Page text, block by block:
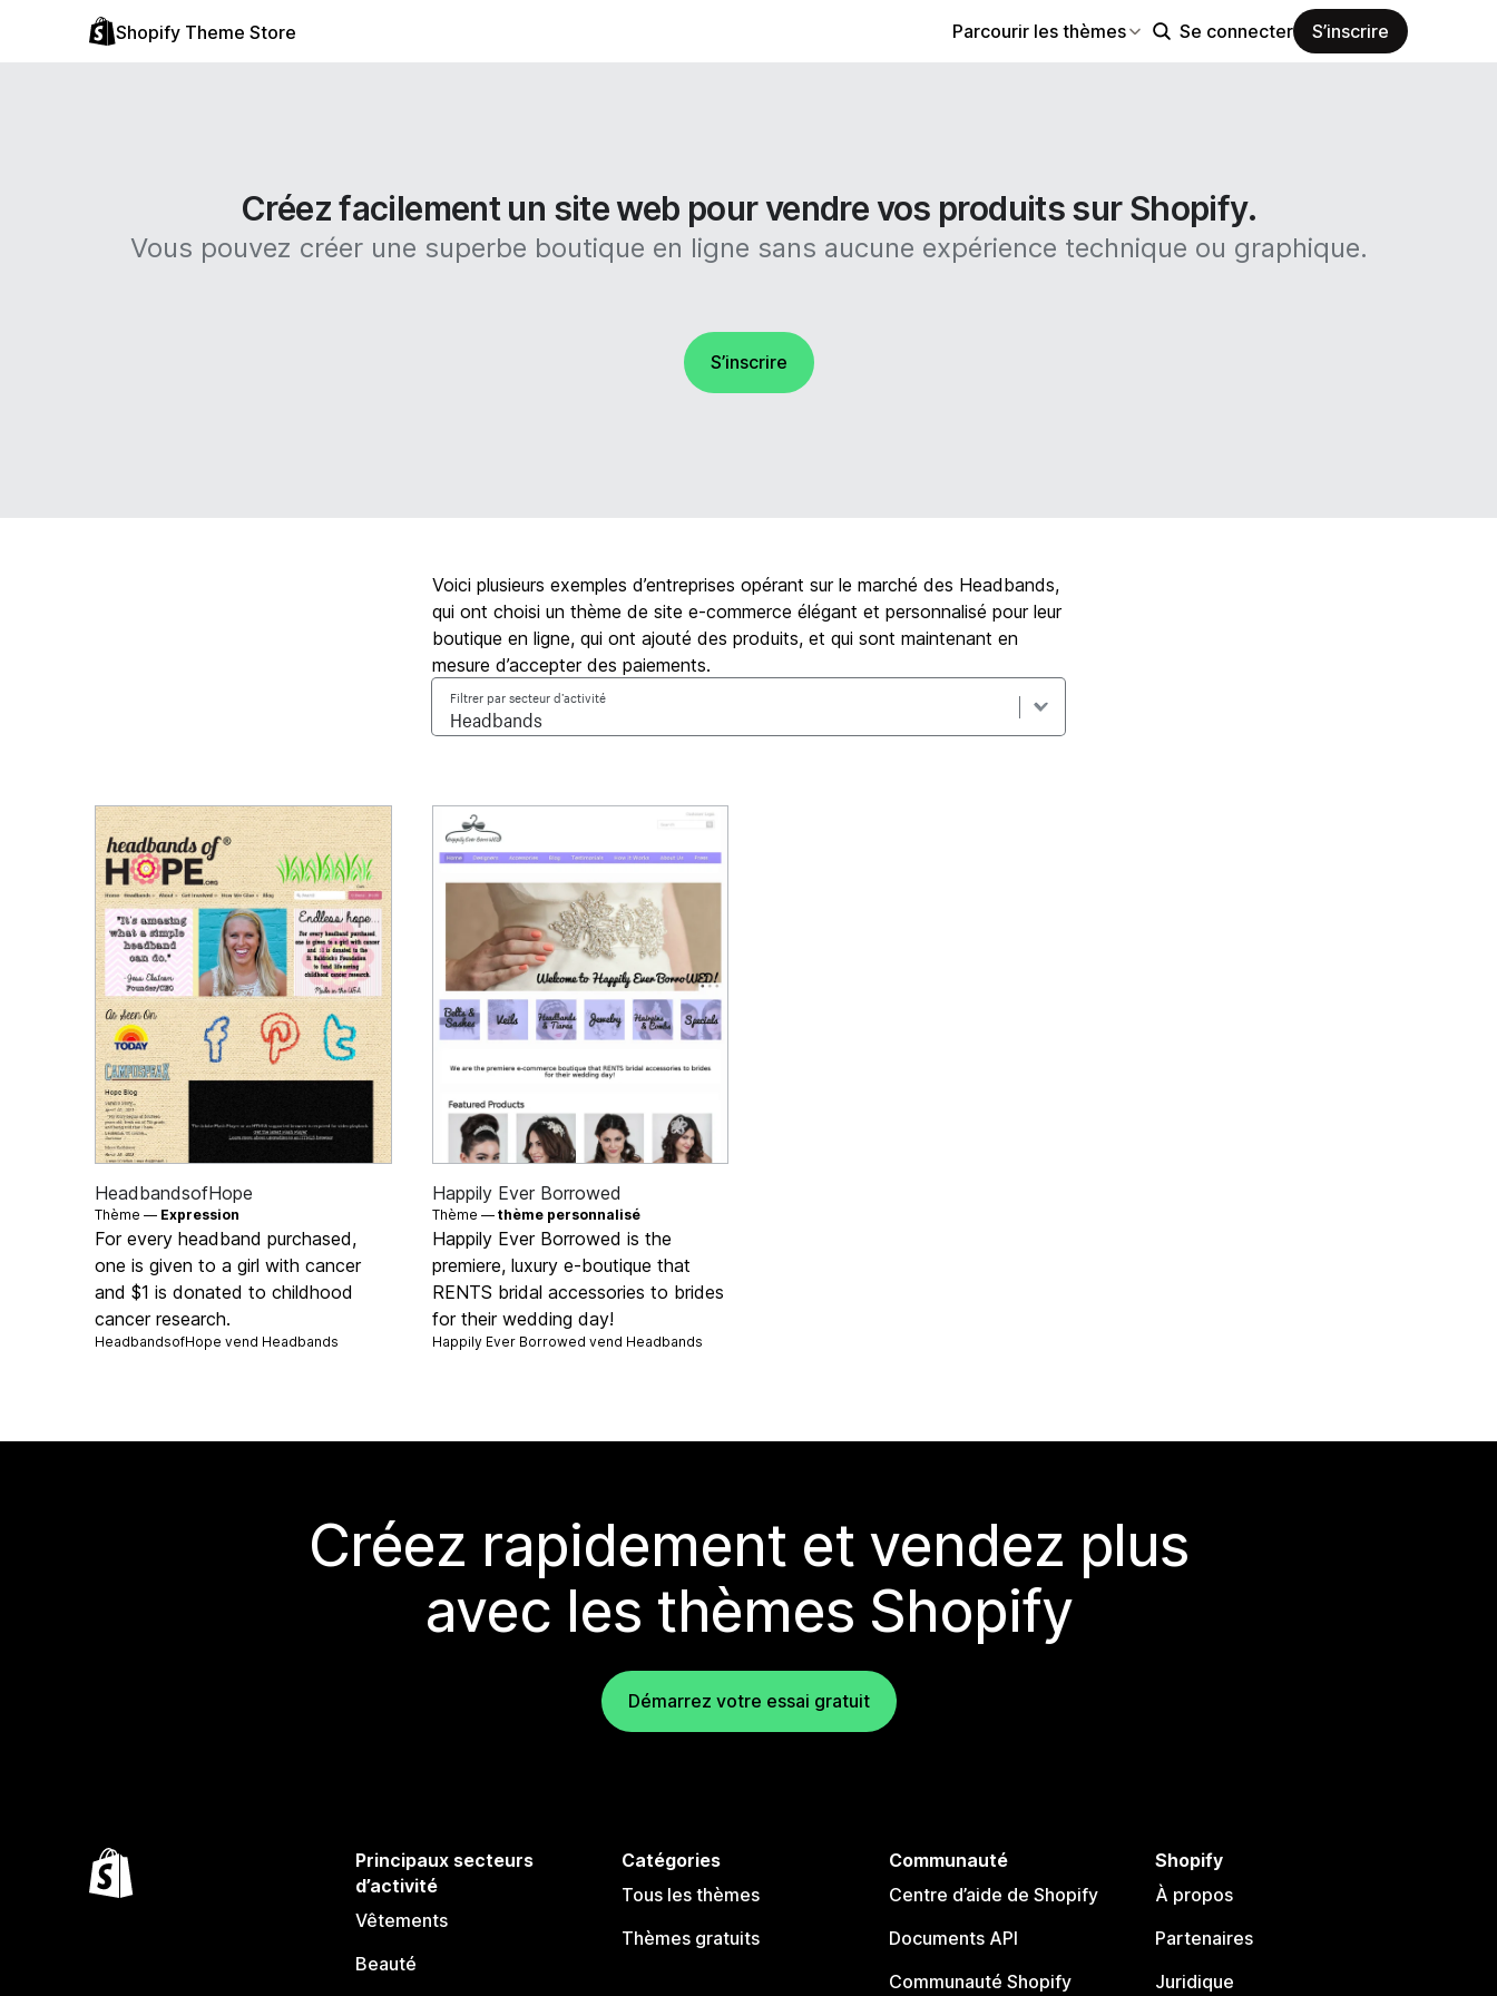
Shopify Theme Store Parcourir les thèmes Se connecter S’inscrire
Créez facilement un site web pour vendre vos produits sur Shopify.
Vous pouvez créer une superbe boutique en ligne sans aucune expérience technique ou graphique.
S’inscrire
Voici plusieurs exemples d’entreprises opérant sur le marché des Headbands,
qui ont choisi un thème de site e-commerce élégant et personnalisé pour leur
boutique en ligne, qui ont ajouté des produits, et qui sont maintenant en
mesure d’accepter des paiements.
Filtrer par secteur d’activité
HeadbandsofHope
Thème — Expression
For every headband purchased,
one is given to a girl with cancer
and $1 is donated to childhood
cancer research.
HeadbandsofHope vend Headbands
Happily Ever Borrowed
Thème — thème personnalisé
Happily Ever Borrowed is the
premiere, luxury e-boutique that
RENTS bridal accessories to brides
for their wedding day!
Happily Ever Borrowed vend Headbands
Créez rapidement et vendez plus
avec les thèmes Shopify
Démarrez votre essai gratuit
Principaux secteurs
d’activité
Vêtements
Beauté
Catégories
Tous les thèmes
Thèmes gratuits
Communauté
Centre d’aide de Shopify
Documents API
Communauté Shopify
Shopify
À propos
Partenaires
Juridique